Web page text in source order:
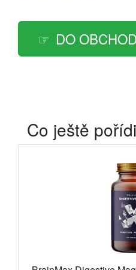
DO
Co ještě